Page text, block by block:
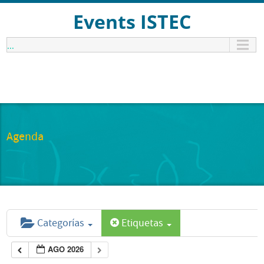
Events ISTEC
...
Agenda
Categorías Etiquetas
AGO 2026